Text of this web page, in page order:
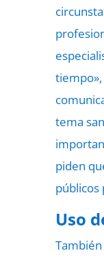
tema
piden
públicos
Uso